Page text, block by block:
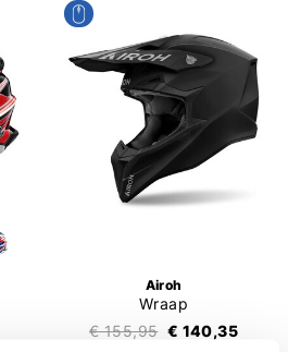
Airoh
Wraap
€ 155,95 € 140,35